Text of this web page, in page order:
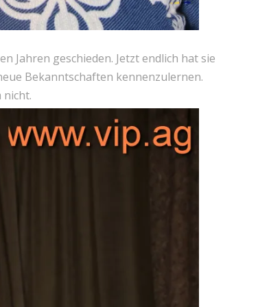
Jahren geschieden. Jetzt endlich hat sie
Bekanntschaften kennenzulernen.
nicht.